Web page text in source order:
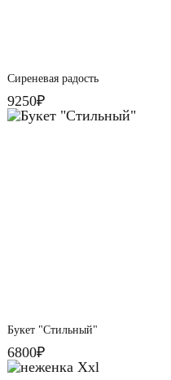
Сиреневая радость
9250₽
Букет "Стильный"
6800₽